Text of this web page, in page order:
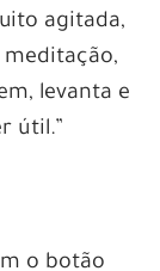
agitada,
meditação,
levanta e
útil.”
o botão